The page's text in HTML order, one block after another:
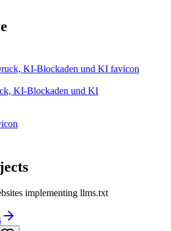
KI-Blockaden und KI
implementing llms.txt